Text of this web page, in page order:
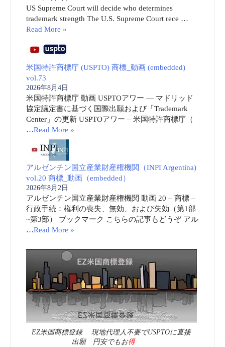
US Supreme Court will decide who determines
trademark strength The U.S. Supreme Court rece …
Read More »
米国特許商標庁 (USPTO) 商標_動画 (embedded)
vol.73
2026年8月4日
米国特許商標庁 動画 USPTOアワー ― マドリッド
協定議定書に基づく国際出願および「Trademark
Center」の更新 USPTOアワー – 米国特許商標庁（
…Read More »
アルゼンチン国立産業財産権機関（INPI Argentina)
vol.20 商標_動画（embedded）
2026年8月2日
アルゼンチン国立産業財産権機関 動画 20 – 商標 –
行政手続：権利の喪失、無効、および失効（第1部
~第3部） ブックマーク こちらの記事もどうぞ アル
…Read More »
EZ米国商標登録 現地代理人不要でUSPTOに直接
出願 円安でもお得